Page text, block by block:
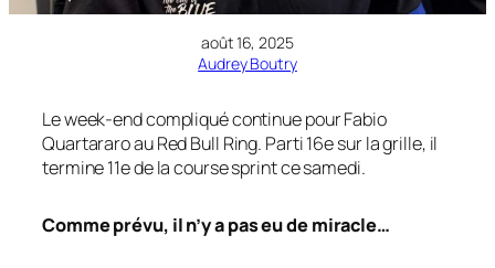
août 16, 2025
Audrey Boutry
Le week-end compliqué continue pour Fabio
Quartararo au Red Bull Ring. Parti 16e sur la grille, il
termine 11e de la course sprint ce samedi.
Comme prévu, il n’y a pas eu de miracle…